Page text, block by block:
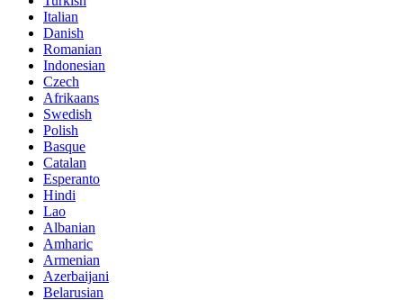
Italian
Danish
Romanian
Indonesian
Czech
Afrikaans
Swedish
Polish
Basque
Catalan
Esperanto
Hindi
Lao
Albanian
Amharic
Armenian
Azerbaijani
Belarusian